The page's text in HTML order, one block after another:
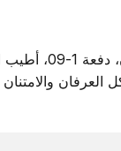
كلية القادة
والامتنان